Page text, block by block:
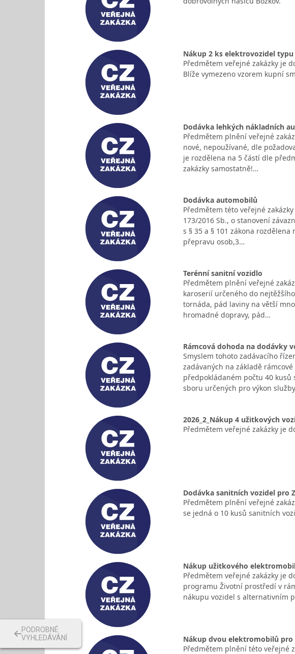
Nákup 2 ks elektrovozidel
Předmětem veřejné zakázky je
Blíže vymezeno vzorem kupní
Dodávka lehkých nákladních
Předmětem plnění veřejné
nové, nepoužívané, dle
je rozdělena na 5 částí dle
zakázky samostatně!…
Dodávka automobilů
Předmětem této veřejné
173/2016 Sb., o stanovení
s § 35 a § 101 zákona
přepravu osob,3…
Terénní sanitní vozidlo
Předmětem plnění veřejné
karoserií určeného do
tornáda, pád laviny na větší
hromadné dopravy, pád…
Rámcová dohoda na dodávky
Smyslem tohoto zadávacího
zadávaných na základě
předpokládaném počtu 40 kusů
sboru určených pro výkon
2026_2_Nákup 4 užitkových
Předmětem veřejné zakázky je
Dodávka sanitních vozidel pro
Předmětem plnění veřejné
se jedná o 10 kusů sanitních
Nákup užitkového
Předmětem veřejné zakázky je
programu Životní prostředí v
nákupu vozidel s alternativním
Nákup dvou elektromobilů pro
Předmětem plnění této veřejné
PODROBNÉ
VYHLEDÁVÁNÍ